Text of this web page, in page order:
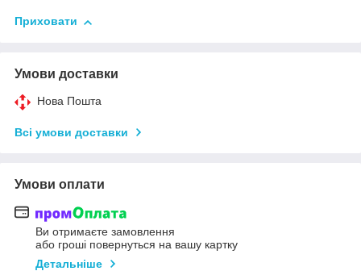
Приховати
Умови доставки
Нова Пошта
Всі умови доставки
Умови оплати
Ви отримаєте замовлення
або гроші повернуться на вашу картку
Детальніше